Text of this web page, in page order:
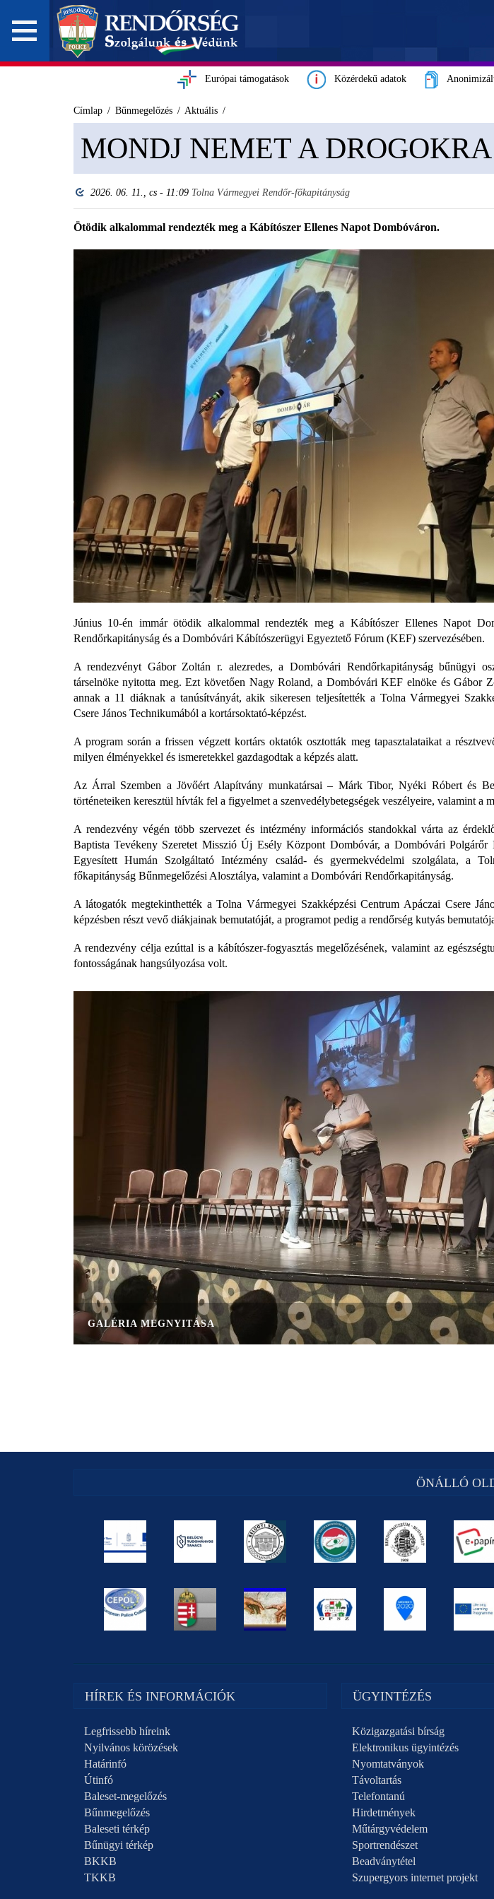
Európai támogatások Közérdekű adatok
Címlap Bűnmegelőzés Aktuális
MONDJ NEMET A
2026. 06. 11., cs - 11:09 Tolna Vármegyei Rendőr-főkapitányság
Ötödik alkalommal rendezték meg a Kábítószer Ellenes Napot Dombóváron.
Június 10-én immár ötödik alkalommal rendezték meg a Kábítószer Ellenes Napot
Rendőrkapitányság és a Dombóvári Kábítószerügyi Egyeztető Fórum (KEF) szervezésében.
A rendezvényt Gábor Zoltán r. alezredes, a Dombóvári Rendőrkapitányság bűnügyi
társelnöke nyitotta meg. Ezt követően Nagy Roland, a Dombóvári KEF elnöke és Gábor
annak a 11 diáknak a tanúsítványát, akik sikeresen teljesítették a Tolna Vármegyei
Csere János Technikumából a kortársoktató-képzést.
A program során a frissen végzett kortárs oktatók osztották meg tapasztalataikat a
milyen élményekkel és ismeretekkel gazdagodtak a képzés alatt.
Az Árral Szemben a Jövőért Alapítvány munkatársai – Márk Tibor, Nyéki Róbert és
történeteiken keresztül hívták fel a figyelmet a szenvedélybetegségek veszélyeire, valamint a
A rendezvény végén több szervezet és intézmény információs standokkal várta az
Baptista Tevékeny Szeretet Misszió Új Esély Központ Dombóvár, a Dombóvári Polgárőr
Egyesített Humán Szolgáltató Intézmény család- és gyermekvédelmi szolgálata, a
főkapitányság Bűnmegelőzési Alosztálya, valamint a Dombóvári Rendőrkapitányság.
A látogatók megtekinthették a Tolna Vármegyei Szakképzési Centrum Apáczai Csere
képzésben részt vevő diákjainak bemutatóját, a programot pedig a rendőrség kutyás
A rendezvény célja ezúttal is a kábítószer-fogyasztás megelőzésének, valamint az
fontosságának hangsúlyozása volt.
GALÉRIA MEGNYITÁSA
ÖNÁLLÓ
HÍREK ÉS INFORMÁCIÓK
Legfrissebb híreink
Nyilvános körözések
Határinfó
Útinfó
Baleset-megelőzés
Bűnmegelőzés
Baleseti térkép
Bűnügyi térkép
BKKB
TKKB
ÜGYINTÉZÉS
Közigazgatási bírság
Elektronikus ügyintézés
Nyomtatványok
Távoltartás
Telefontanú
Hirdetmények
Műtárgyvédelem
Sportrendészet
Beadványtétel
Szupergyors internet projekt